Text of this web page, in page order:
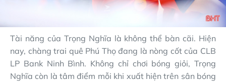
Tài năng của Trọng Nghĩa là không thể bàn cãi. Hiện
nay, chàng trai quê Phú Thọ đang là nòng cốt của CLB
LP Bank Ninh Bình. Không chỉ chơi bóng giỏi, Trọng
Nghĩa còn là tâm điểm mỗi khi xuất hiện trên sân bóng